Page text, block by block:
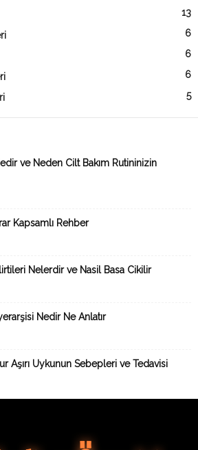
13
6
6
6
5
ve Neden Cilt Bakım Rutininizin
Kapsamlı Rehber
Nelerdir ve Nasil Basa Cikilir
Nedir Ne Anlatır
Aşırı Uykunun Sebepleri ve Tedavisi